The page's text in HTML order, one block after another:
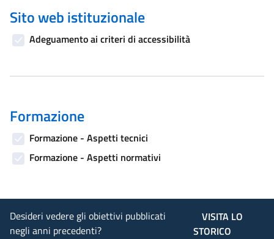
Sito web istituzionale
Adeguamento ai criteri di accessibilità
Formazione
Formazione - Aspetti tecnici
Formazione - Aspetti normativi
Desideri vedere gli obiettivi pubblicati
negli anni precedenti?
VISITA LO
STORICO